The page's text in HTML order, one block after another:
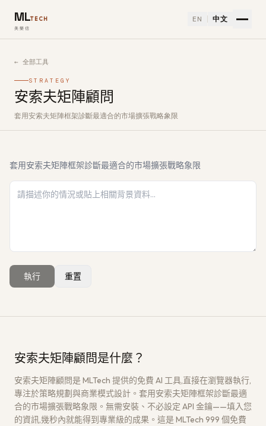
MLTECH
美樂信
EN 中文
← 全部工具
STRATEGY
安索夫矩陣顧問
如何使用安索夫矩陣顧問免費 AI 工具
套用安索夫矩陣框架診斷最適合的市場擴張戰略象限
套用安索夫矩陣框架診斷最適合的市場擴張戰略象限
執行 重置
安索夫矩陣顧問是什麼？
安索夫矩陣顧問是 MLTech 提供的免費 AI 工具,直接在瀏覽器執行,
專注於策略規劃與商業模式設計。套用安索夫矩陣框架診斷最適
合的市場擴張戰略象限。無需安裝、不必設定 API 金鑰——填入您
的資訊,幾秒內就能得到專業級的成果。這是 MLTech 999 個免費